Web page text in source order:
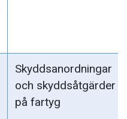
Skyddsanordningar
och skyddsåtgärder
på fartyg